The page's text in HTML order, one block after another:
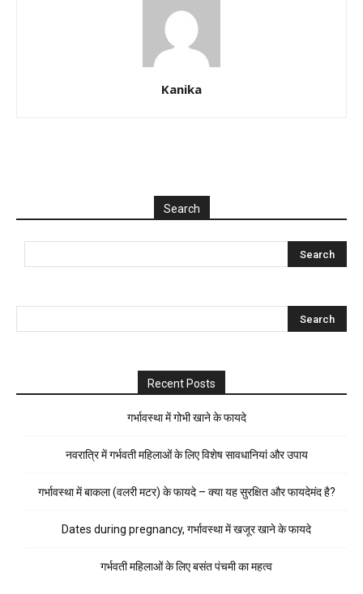
Kanika
Search
Recent Posts
गर्भावस्था में गोभी खाने के फायदे
नवरात्रि में गर्भवती महिलाओं के लिए विशेष सावधानियां और उपाय
गर्भावस्था में बाकला (वलरी मटर) के फायदे – क्या यह सुरक्षित और फायदेमंद है?
Dates during pregnancy, गर्भावस्था में खजूर खाने के फायदे
गर्भवती महिलाओं के लिए बसंत पंचमी का महत्व